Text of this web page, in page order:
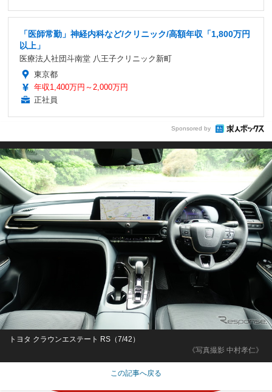
「医師常勤」神経内科など/クリニック/高額年収「1,800万円
以上」
医療法人社団斗南堂 八王子クリニック新町
東京都
年収1,400万円～2,000万円
正社員
Sponsored by
《写真撮影 中村孝仁》
トヨタ クラウンエステート RS（7/42）
この記事へ戻る